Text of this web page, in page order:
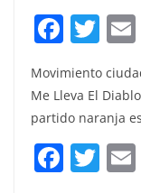
F
a
c
e
b
o
T
w
itt
er l
Movimiento
Me Lleva El
partido naranja
F T